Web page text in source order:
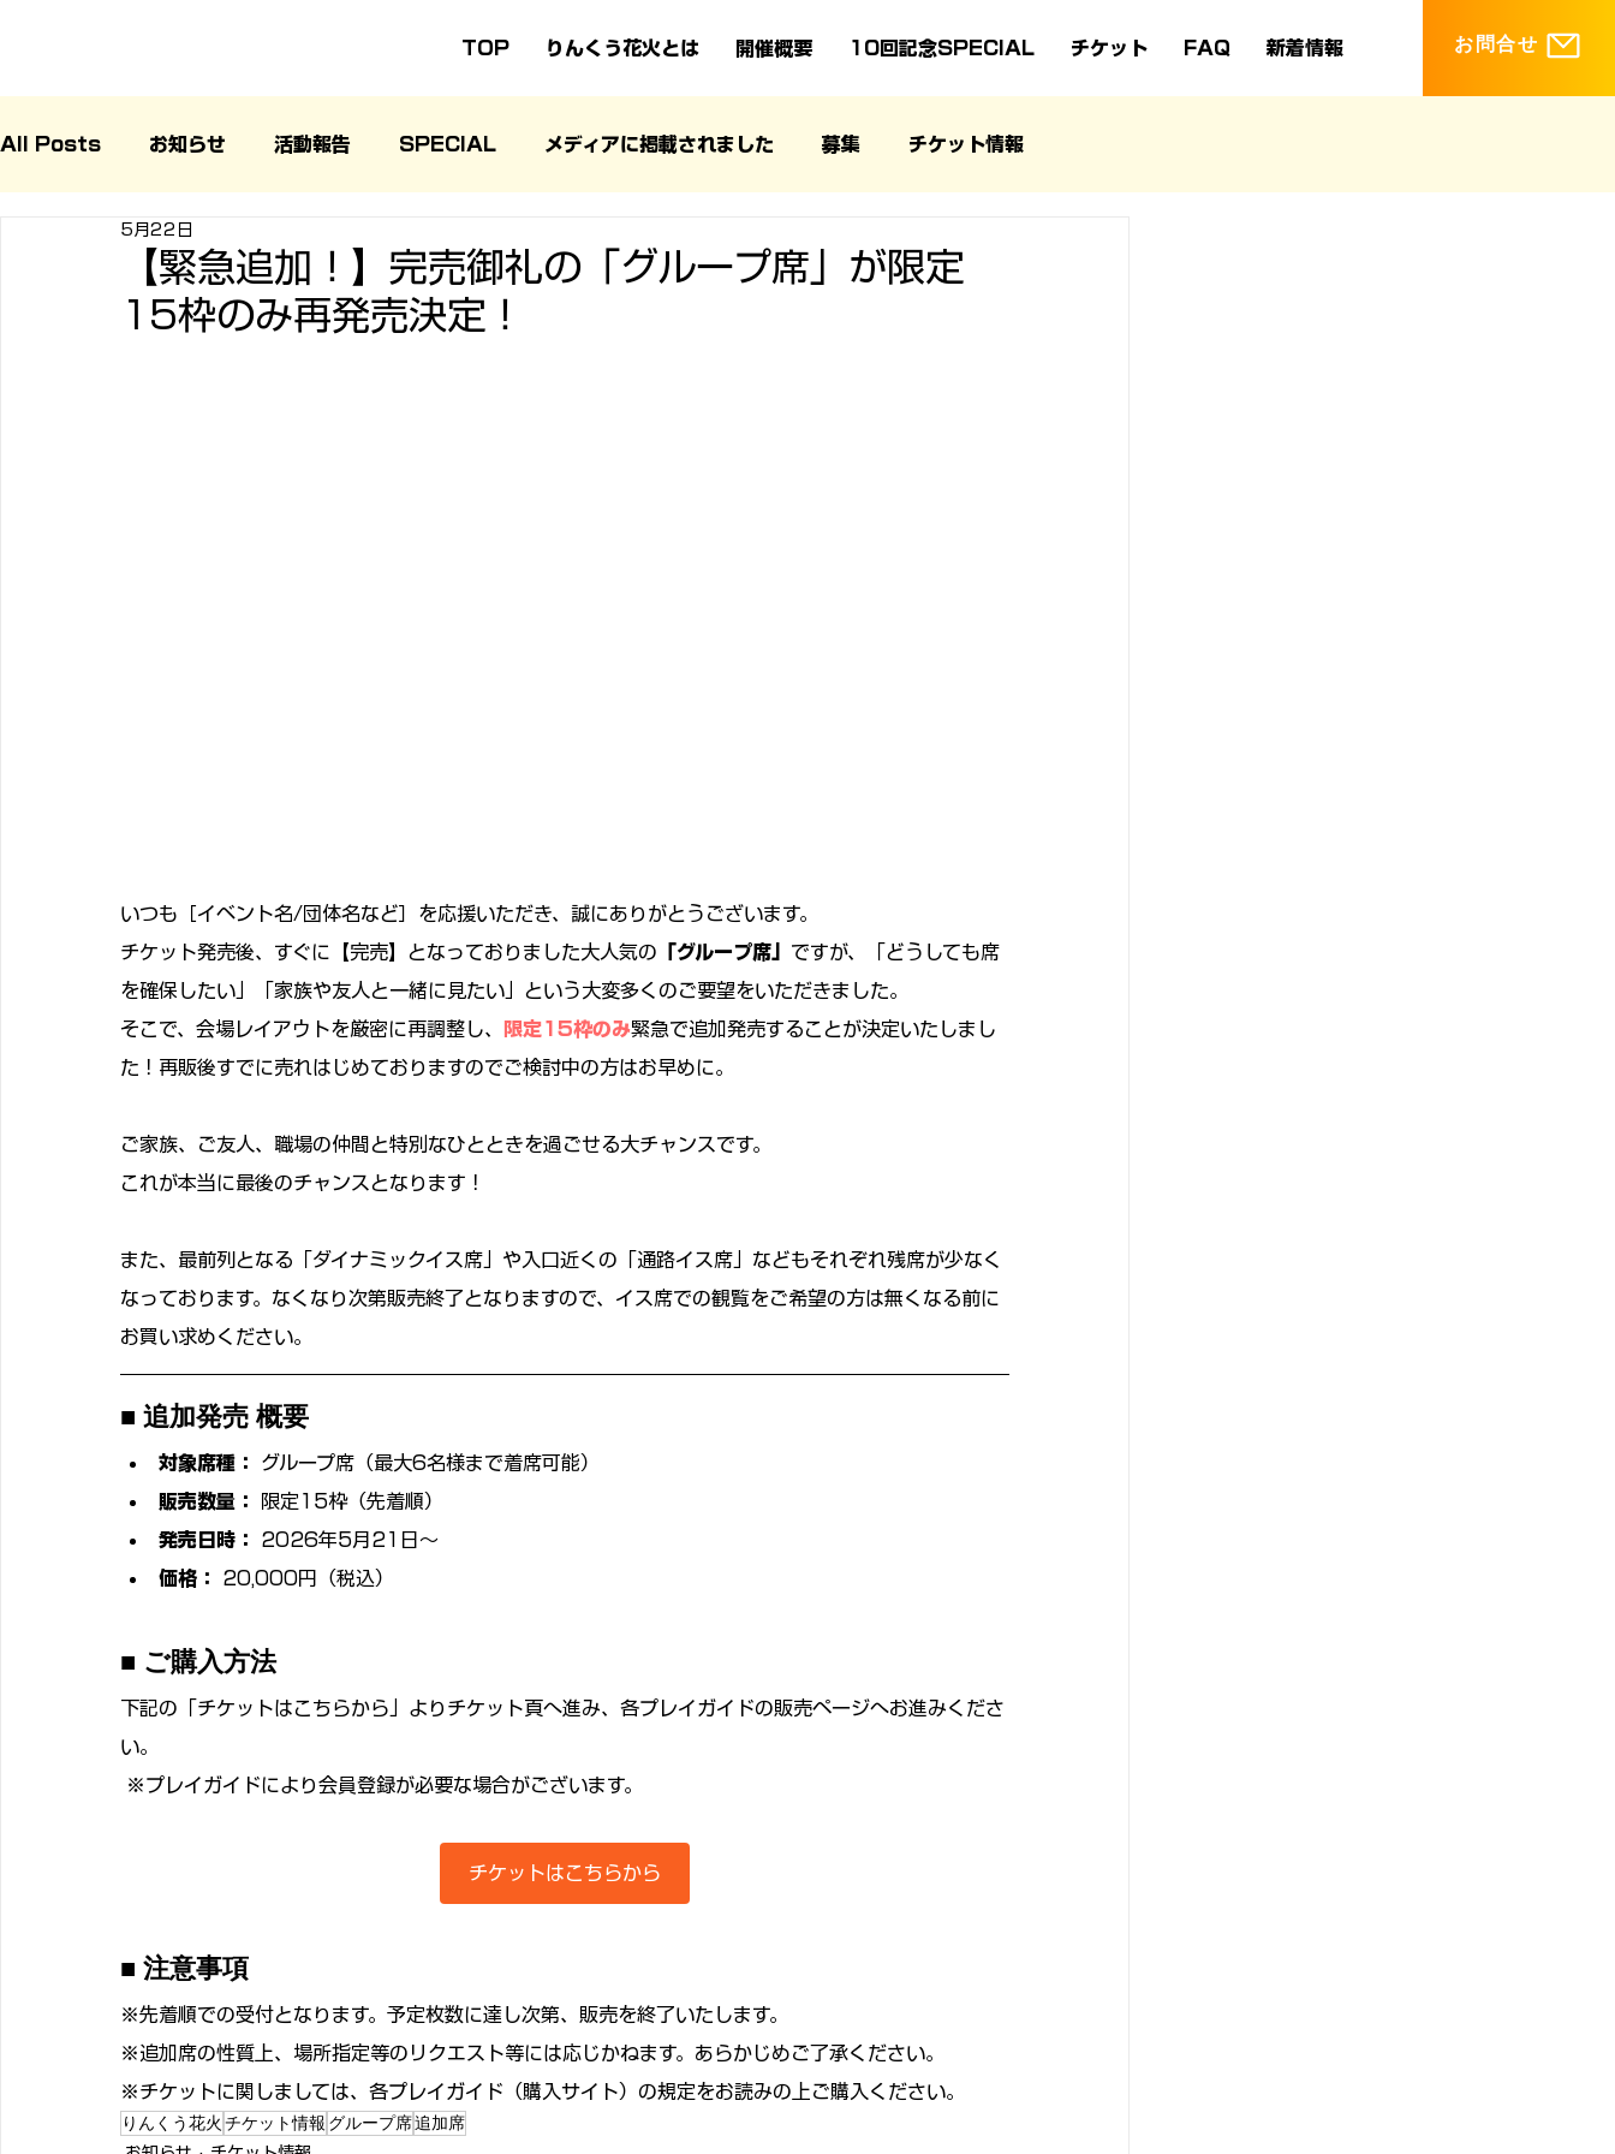
TOP りんくう花火とは 開催概要 10回記念SPECIAL チケット FAQ 新着情報 お問合せ
All Posts お知らせ 活動報告 SPECIAL メディアに掲載されました 募集 チケット情報
【緊急追加！】完売御礼の「グループ席」が限定
15枠のみ再発売決定！
5月22日
いつも［イベント名/団体名など］を応援いただき、誠にありがとうございます。
チケット発売後、すぐに【完売】となっておりました大人気の 「グループ席」 ですが、「どうしても席
を確保したい」「家族や友人と一緒に見たい」という大変多くのご要望をいただきました。
そこで、会場レイアウトを厳密に再調整し、
限定15枠のみ緊急で追加発売することが決定いたしまし
た！再販後すでに売れはじめておりますのでご検討中の方はお早めに。
ご家族、ご友人、職場の仲間と特別なひとときを過ごせる大チャンスです。
これが本当に最後のチャンスとなります！
また、最前列となる「ダイナミックイス席」や入口近くの「通路イス席」などもそれぞれ残席が少なく
なっております。なくなり次第販売終了となりますので、イス席での観覧をご希望の方は無くなる前に
お買い求めください。
■ 追加発売 概要
対象席種：
グループ席（最大6名様まで着席可能）
販売数量：
限定15枠（先着順）
発売日時：
2026年5月21日〜
価格：
20,000円（税込）
■ ご購入方法
下記の「チケットはこちらから」よりチケット頁へ進み、各プレイガイドの販売ページへお進みくださ
い。
※プレイガイドにより会員登録が必要な場合がございます。
チケットはこちらから
■ 注意事項
※先着順での受付となります。予定枚数に達し次第、販売を終了いたします。
※追加席の性質上、場所指定等のリクエスト等には応じかねます。あらかじめご了承ください。
※チケットに関しましては、各プレイガイド（購入サイト）の規定をお読みの上ご購入ください。
りんくう花火 チケット情報 グループ席追加席